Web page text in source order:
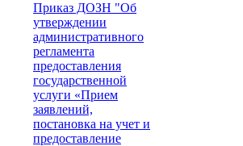
Приказ ДОЗН "Об
утверждении
административного
регламента
предоставления
государственной
услуги «Прием
заявлений,
постановка на учет и
предоставление